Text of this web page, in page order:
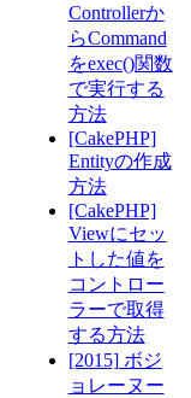
Controllerか
らCommand
をexec()関数
で実行する
方法
[CakePHP]
Entityの作成
方法
[CakePHP]
Viewにセッ
トした値を
コントロー
ラーで取得
する方法
[2015] ボジ
ョレーヌー